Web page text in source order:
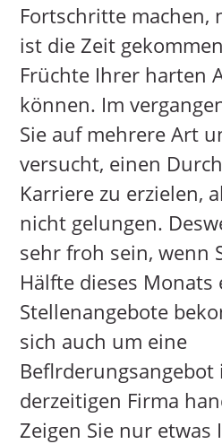
Fortschritte machen,
ist die Zeit
Früchte Ihrer harten
können. Im
Sie auf mehrere Art
versucht, einen
Karriere zu erzielen,
nicht gelungen.
sehr froh sein, wenn
Hälfte dieses Monats
Stellenangebote
sich auch um eine
derzeitigen Firma
Zeigen Sie nur